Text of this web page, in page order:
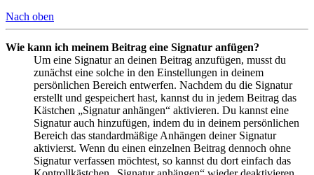
Nach oben
Wie kann ich meinem Beitrag eine Signatur anfügen?
Um eine Signatur an deinen Beitrag anzufügen, musst du
zunächst eine solche in den Einstellungen in deinem
persönlichen Bereich entwerfen. Nachdem du die Signatur
erstellt und gespeichert hast, kannst du in jedem Beitrag das
Kästchen „Signatur anhängen“ aktivieren. Du kannst eine
Signatur auch hinzufügen, indem du in deinem persönlichen
Bereich das standardmäßige Anhängen deiner Signatur
aktivierst. Wenn du einen einzelnen Beitrag dennoch ohne
Signatur verfassen möchtest, so kannst du dort einfach das